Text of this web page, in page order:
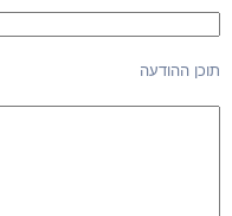
תוכן ההודעה